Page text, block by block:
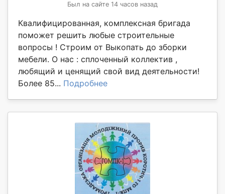
Был на сайте 14 часов назад
Квалифицированная, комплексная бригада
поможет решить любые строительные
вопросы ! Строим от Выкопать до зборки
мебели. О нас : сплоченный коллектив ,
любящий и ценящий свой вид деятельности!
Более 85... Подробнее